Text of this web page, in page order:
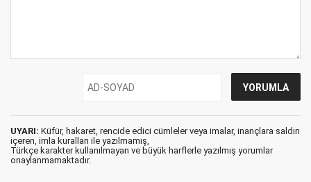
UYARI: Küfür, hakaret, rencide edici cümleler veya imalar, inançlara saldırı
içeren, imla kuralları ile yazılmamış,
Türkçe karakter kullanılmayan ve büyük harflerle yazılmış yorumlar
onaylanmamaktadır.